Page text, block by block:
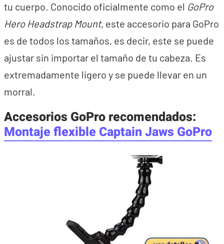
tu cuerpo. Conocido oficialmente como el GoPro
Hero Headstrap Mount, este accesorio para GoPro
es de todos los tamaños, es decir, este se puede
ajustar sin importar el tamaño de tu cabeza. Es
extremadamente ligero y se puede llevar en un
morral.
Accesorios GoPro recomendados:
Montaje flexible Captain Jaws GoPro